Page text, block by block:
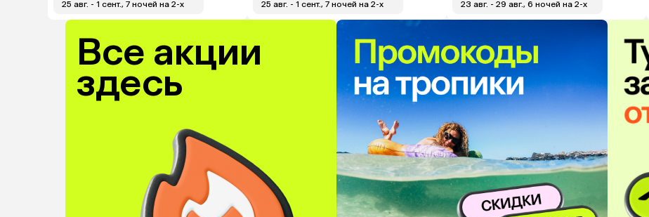
25 авг. - 1 сент., 7 ночей на 2-x 25 авг. - 1 сент., 7 ночей на 2-x 23 авг. - 29 авг., 6 ночей на 2-x
Все акции
здесь